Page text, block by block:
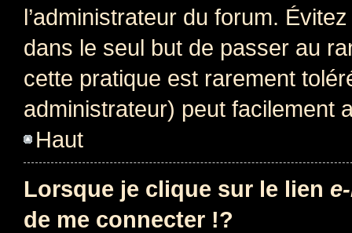
l’administrateur du forum.
dans le seul but de passer au
cette pratique est rarement
administrateur) peut facilement
Haut
Lorsque je clique sur le lien
de me connecter !?